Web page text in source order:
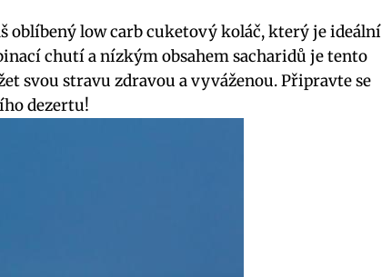
oblíbený low carb cuketový koláč, který je ideální
chutí a nízkým obsahem sacharidů je tento
svou stravu zdravou a vyváženou. Připravte se
dezertu!